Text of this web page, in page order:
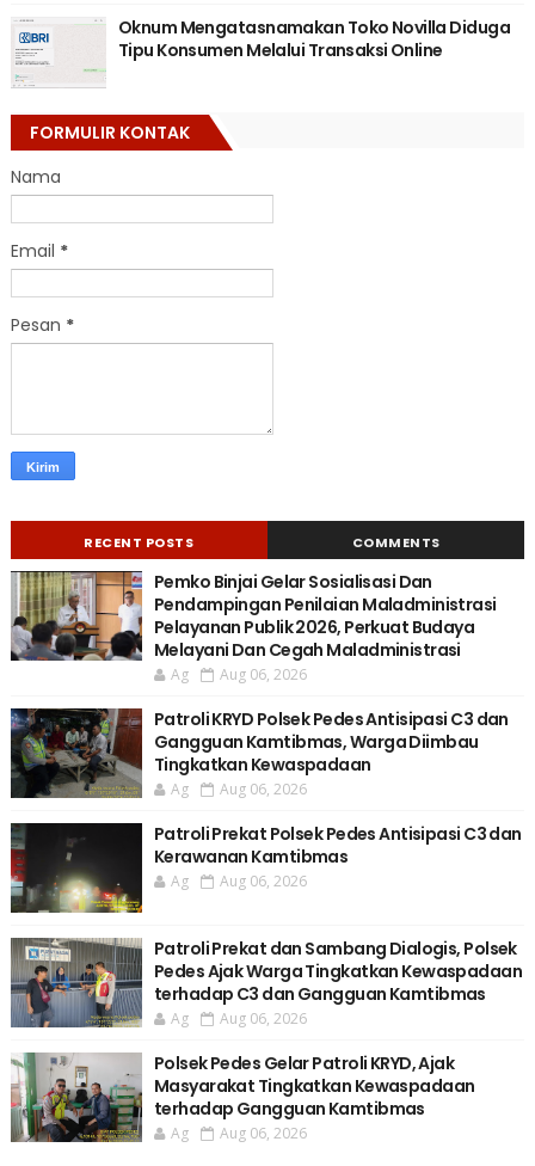
Oknum Mengatasnamakan Toko Novilla Diduga
Tipu Konsumen Melalui Transaksi Online
FORMULIR KONTAK
Nama
Email *
Pesan *
RECENT POSTS COMMENTS
Pemko Binjai Gelar Sosialisasi Dan
Pendampingan Penilaian Maladministrasi
Pelayanan Publik 2026, Perkuat Budaya
Melayani Dan Cegah Maladministrasi
Ag Aug 06, 2026
Patroli KRYD Polsek Pedes Antisipasi C3 dan
Gangguan Kamtibmas, Warga Diimbau
Tingkatkan Kewaspadaan
Ag Aug 06, 2026
Patroli Prekat Polsek Pedes Antisipasi C3 dan
Kerawanan Kamtibmas
Ag Aug 06, 2026
Patroli Prekat dan Sambang Dialogis, Polsek
Pedes Ajak Warga Tingkatkan Kewaspadaan
terhadap C3 dan Gangguan Kamtibmas
Ag Aug 06, 2026
Polsek Pedes Gelar Patroli KRYD, Ajak
Masyarakat Tingkatkan Kewaspadaan
terhadap Gangguan Kamtibmas
Ag Aug 06, 2026